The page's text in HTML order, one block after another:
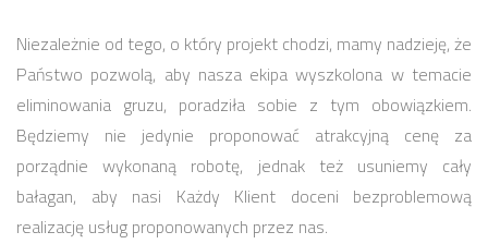
Niezależnie od tego, o który projekt chodzi, mamy nadzieję, że
Państwo pozwolą, aby nasza ekipa wyszkolona w temacie
eliminowania gruzu, poradziła sobie z tym obowiązkiem.
Będziemy nie jedynie proponować atrakcyjną cenę za
porządnie wykonaną robotę, jednak też usuniemy cały
bałagan, aby nasi Każdy Klient doceni bezproblemową
realizację usług proponowanych przez nas.